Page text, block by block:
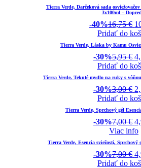
Tierra Verde, Darčeková sada
3x100ml –
-40%16,75€
Pridať do
Tierra Verde, Láska by Kamu
-30%5,95€
Pridať do
Tierra Verde, Tekuté mydlo na ruky s
-30%3,00€
Pridať do
Tierra Verde, Sprchový gél
-30%7,00€
Viac info
Tierra Verde, Esencia sviežosti,
-30%7,00€
Pridať do